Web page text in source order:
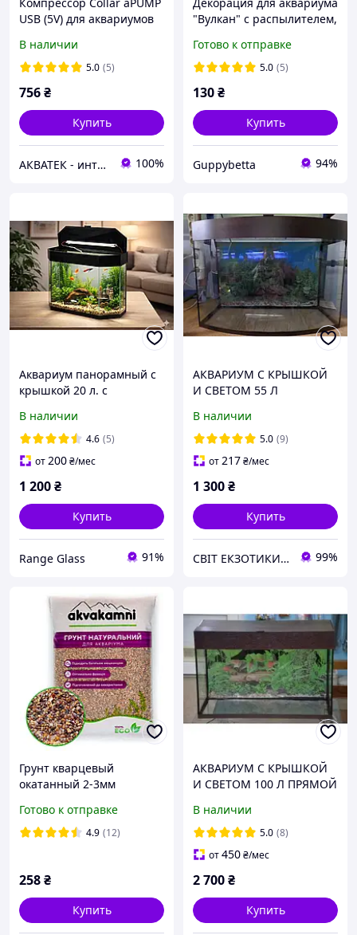
USB (5V) для аквариумов
В наличии
5.0 (5)
756₴
Купить
АКВАТЕК - интернет-магазин зоотоваров 100%
"Вулкан" с распылителем,
маленький
Готово к отправке
5.0 (5)
130₴
Купить
Guppybetta 94%
Аквариум панорамный с
крышкой 20 л. с
В наличии
4.6 (5)
от200₴/мес
1 200₴
Купить
Range Glass 91%
АКВАРИУМ С КРЫШКОЙ
И СВЕТОМ 55 Л
В наличии
5.0 (9)
от217₴/мес
1 300₴
Купить
СВІТ ЕКЗОТИКИ . Акваріуми від виробника, обладнання, рослини, рибки та ін. Рослини для водойми . 99%
Грунт кварцевый
окатанный 2-3мм
Готово к отправке
4.9 (12)
258₴
Купить
АКВАРИУМ С КРЫШКОЙ
И СВЕТОМ 100 Л ПРЯМОЙ
В наличии
5.0 (8)
от450₴/мес
2 700₴
Купить